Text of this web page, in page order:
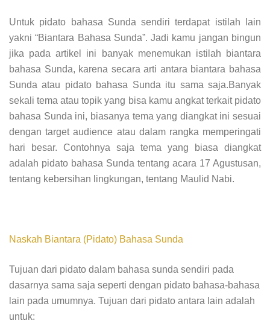
Untuk pidato bahasa Sunda sendiri terdapat istilah lain
yakni “Biantara Bahasa Sunda”. Jadi kamu jangan bingun
jika pada artikel ini banyak menemukan istilah biantara
bahasa Sunda, karena secara arti antara biantara bahasa
Sunda atau pidato bahasa Sunda itu sama saja.Banyak
sekali tema atau topik yang bisa kamu angkat terkait pidato
bahasa Sunda ini, biasanya tema yang diangkat ini sesuai
dengan target audience atau dalam rangka memperingati
hari besar. Contohnya saja tema yang biasa diangkat
adalah pidato bahasa Sunda tentang acara 17 Agustusan,
tentang kebersihan lingkungan, tentang Maulid Nabi.
Naskah Biantara (Pidato) Bahasa Sunda
Tujuan dari pidato dalam bahasa sunda sendiri pada
dasarnya sama saja seperti dengan pidato bahasa-bahasa
lain pada umumnya. Tujuan dari pidato antara lain adalah
untuk: